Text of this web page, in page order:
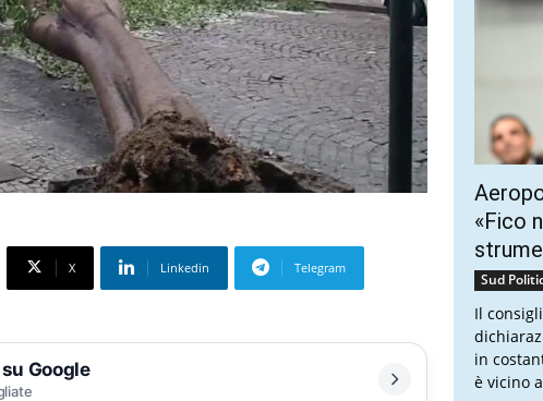
X Linkedin Telegram
Google
«Fico
Sud
Il
in
è vicino